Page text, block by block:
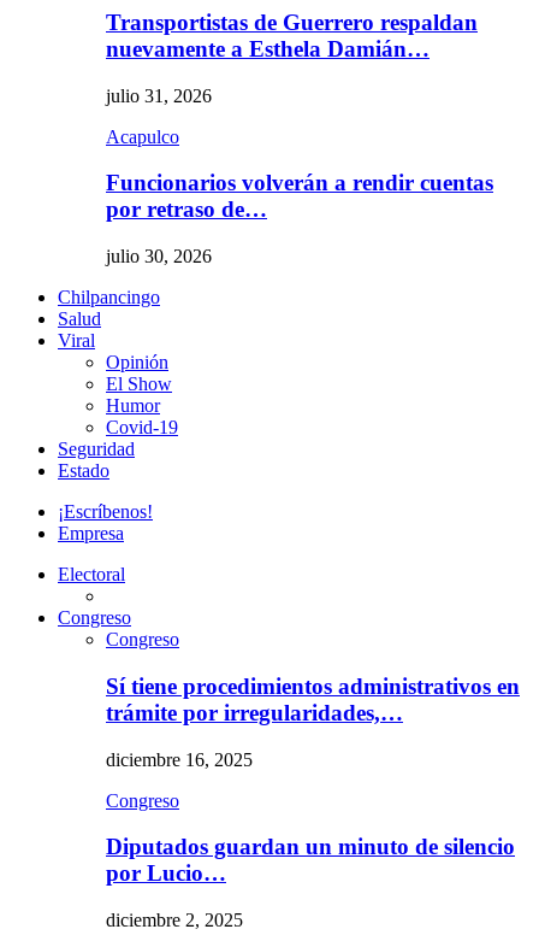
Transportistas de Guerrero respaldan
nuevamente a Esthela Damián…
julio 31, 2026
Acapulco
Funcionarios volverán a rendir cuentas
por retraso de…
julio 30, 2026
Chilpancingo
Salud
Viral
Opinión
El Show
Humor
Covid-19
Seguridad
Estado
¡Escríbenos!
Empresa
Electoral
Congreso
Congreso
Sí tiene procedimientos administrativos en
trámite por irregularidades,…
diciembre 16, 2025
Congreso
Diputados guardan un minuto de silencio
por Lucio…
diciembre 2, 2025